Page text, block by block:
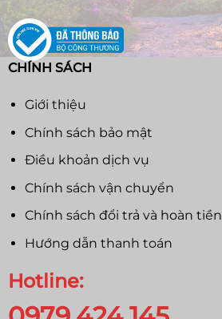
CHÍNH SÁCH
Giới thiệu
Chính sách bảo mật
Điều khoản dịch vụ
Chính sách vận chuyển
Chính sách đổi trả và hoàn tiền
Hướng dẫn thanh toán
Hotline: